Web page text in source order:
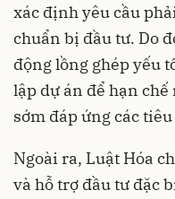
xác định yêu cầu
chuẩn bị đầu tư. Do
động lồng ghép yếu
lập dự án để hạn
sớm đáp ứng các
Ngoài ra, Luật Hóa
và hỗ trợ đầu tư đặc